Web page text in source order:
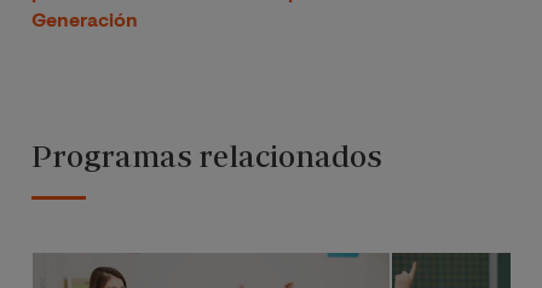
Generación
Programas relacionados